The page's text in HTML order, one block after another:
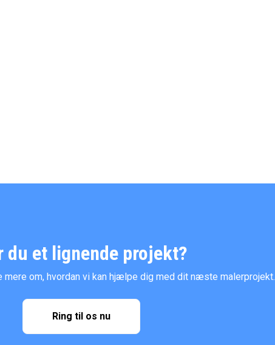
du et lignende projekt?
mere om, hvordan vi kan hjælpe dig med dit næste malerprojekt.
Ring til os nu